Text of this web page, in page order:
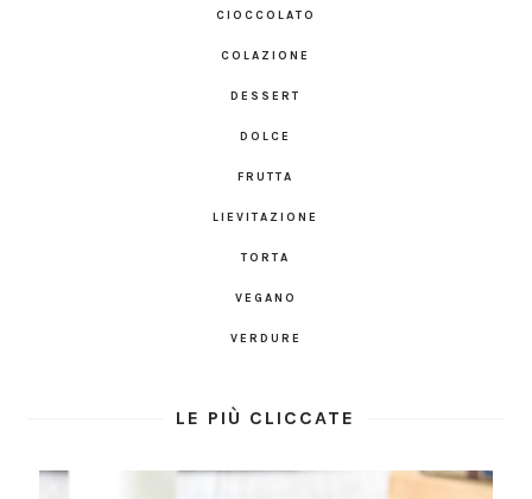
CIOCCOLATO
COLAZIONE
DESSERT
DOLCE
FRUTTA
LIEVITAZIONE
TORTA
VEGANO
VERDURE
LE PIÙ CLICCATE